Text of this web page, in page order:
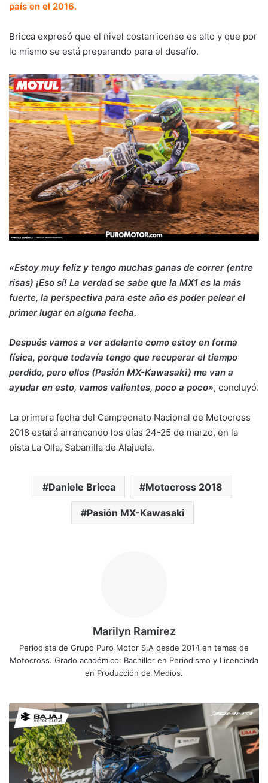
país en el 2016.
Bricca expresó que el nivel costarricense es alto y que por
lo mismo se está preparando para el desafío.
«Estoy muy feliz y tengo muchas ganas de correr (entre
risas) ¡Eso sí! La verdad se sabe que la MX1 es la más
fuerte, la perspectiva para este año es poder pelear el
primer lugar en alguna fecha.
Después vamos a ver adelante como estoy en forma
física, porque todavía tengo que recuperar el tiempo
perdido, pero ellos (Pasión MX-Kawasaki) me van a
ayudar en esto, vamos valientes, poco a poco», concluyó.
La primera fecha del Campeonato Nacional de Motocross
2018 estará arrancando los días 24-25 de marzo, en la
pista La Olla, Sabanilla de Alajuela.
Daniele Bricca Motocross 2018
Pasión MX-Kawasaki
Marilyn Ramírez
Periodista de Grupo Puro Motor S.A desde 2014 en temas de
Motocross. Grado académico: Bachiller en Periodismo y Licenciada
en Producción de Medios.
B
a
a